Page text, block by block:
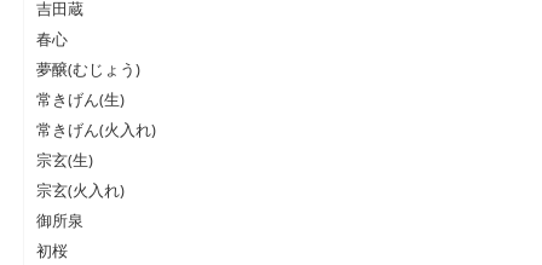
吉田蔵
春心
夢醸(むじょう)
常きげん(生)
常きげん(火入れ)
宗玄(生)
宗玄(火入れ)
御所泉
初桜